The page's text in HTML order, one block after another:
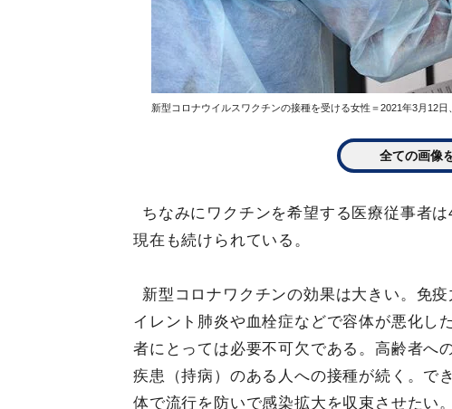
新型コロナウイルスワクチンの接種を受ける女性＝2021年3月12日
全ての画像
ちなみにワクチンを希望する医療従事者
現在も続けられている。
新型コロナワクチンの効果は大きい。免
イレント肺炎や血栓症などで容体が悪化し
者にとっては必要不可欠である。高齢者へ
疾患（持病）のある人への接種が続く。で
体で流行を防いで感染拡大を収束させたい。